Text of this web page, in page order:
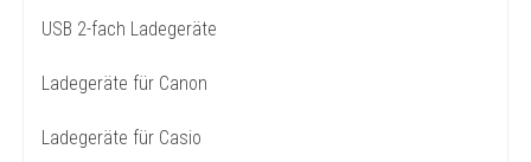
USB 2-fach Ladegeräte
Ladegeräte für Canon
Ladegeräte für Casio